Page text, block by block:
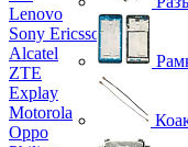
Lenovo
Sony Ericsson
Alcatel
ZTE
Explay
Motorola
Oppo